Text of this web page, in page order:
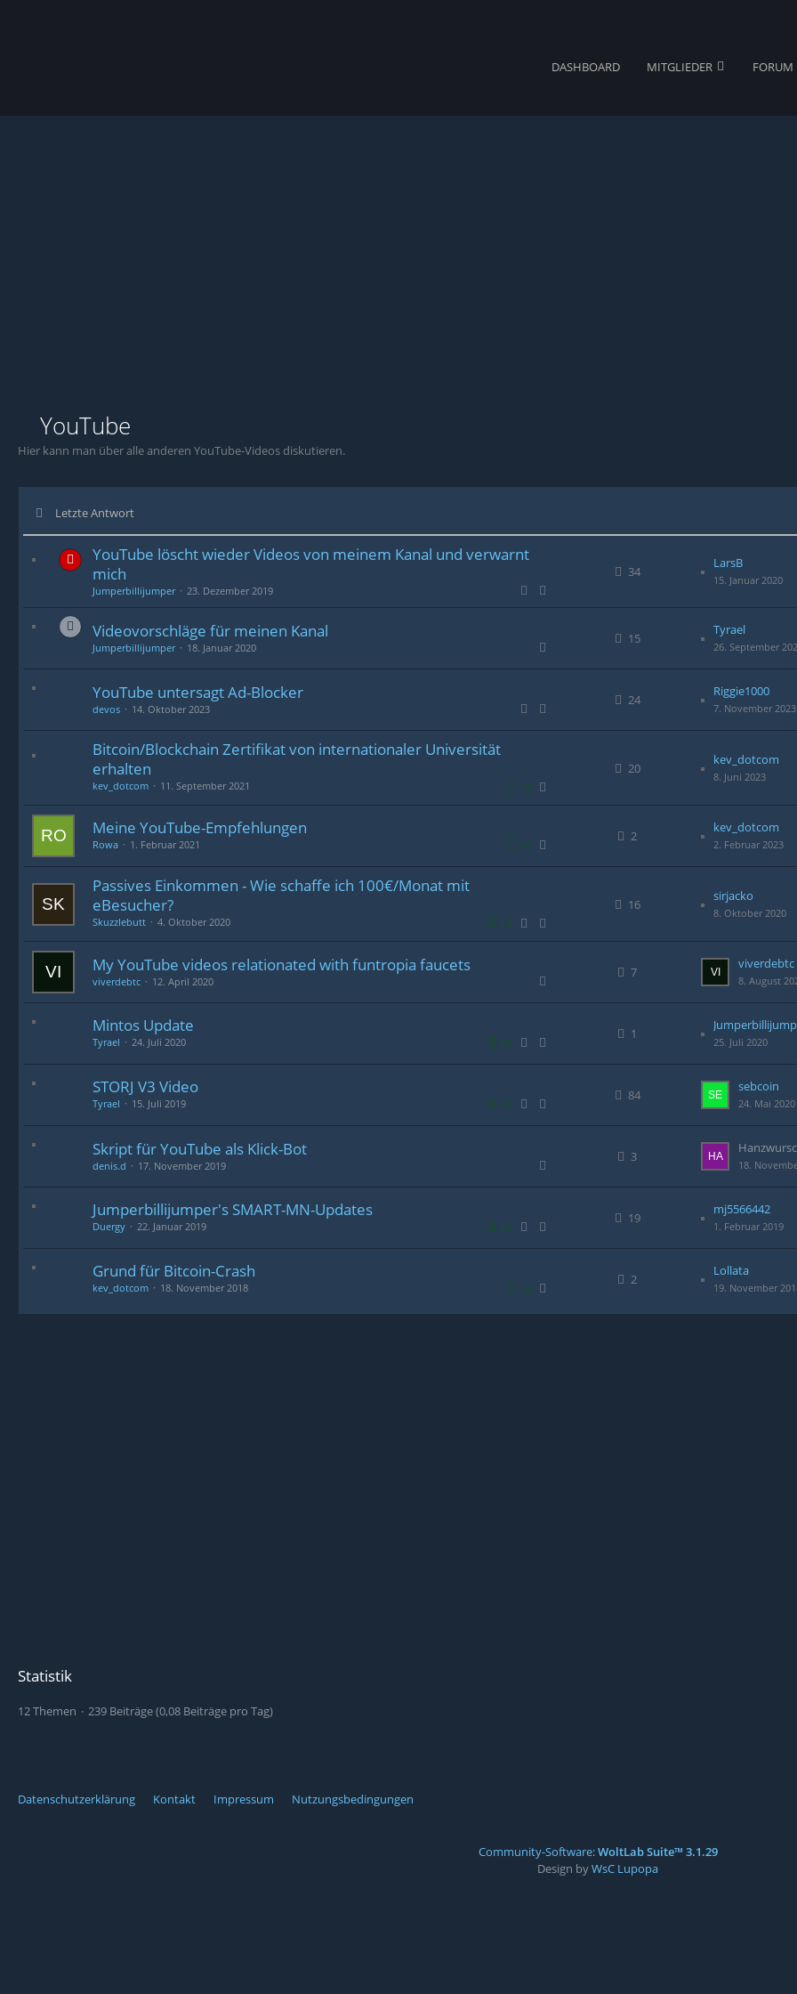
DASHBOARD MITGLIEDER FORUM
YouTube
Hier kann man über alle anderen YouTube-Videos diskutieren.
Letzte Antwort
YouTube löscht wieder Videos von meinem Kanal und verwarnt
mich
Jumperbillijumper 23. Dezember 2019
34
LarsB
15. Januar 2020
Videovorschläge für meinen Kanal
Jumperbillijumper 18. Januar 2020
15
Tyrael
26. September
YouTube untersagt Ad-Blocker
devos 14. Oktober 2023
24
Riggie1000
7. November 2023
Bitcoin/Blockchain Zertifikat von internationaler Universität
erhalten
+3
kev_dotcom 11. September 2021
20
kev_dotcom
8. Juni 2023
Meine YouTube-Empfehlungen
+1
Rowa 1. Februar 2021
2
kev_dotcom
2. Februar 2023
Passives Einkommen - Wie schaffe ich 100€/Monat mit
eBesucher?
+2
Skuzzlebutt 4. Oktober 2020
16
sirjacko
8. Oktober 2020
My YouTube videos relationated with funtropia faucets
viverdebtc 12. April 2020
7
viverdebtc
8. August
Mintos Update
+2
Tyrael 24. Juli 2020
1
25. Juli 2020
STORJ V3 Video
+1
Tyrael 15. Juli 2019
84
sebcoin
24. Mai 2020
Skript für YouTube als Klick-Bot
denis.d 17. November 2019
3
18.
Jumperbillijumper's SMART-MN-Updates
+1
Duergy 22. Januar 2019
19
mj5566442
1. Februar 2019
Grund für Bitcoin-Crash
+2
kev_dotcom 18. November 2018
2
Lollata
19. November
Statistik
12 Themen 239 Beiträge (0,08 Beiträge pro Tag)
Datenschutzerklärung Kontakt Impressum Nutzungsbedingungen
Community-Software:WoltLab Suite™ 3.1.29
Design byWsC Lupopa